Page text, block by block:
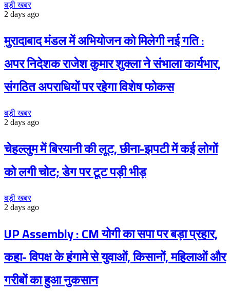
बड़ी खबर
2 days ago
मुरादाबाद मंडल में अभियोजन को मिलेगी नई गति :
अपर निदेशक राजेश कुमार शुक्ला ने संभाला कार्यभार,
संगठित अपराधियों पर रहेगा विशेष फोकस
बड़ी खबर
2 days ago
चेहल्लुम में बिरयानी की लूट, छीना-झपटी में कई लोगों
को लगी चोट; डेग पर टूट पड़ी भीड़
बड़ी खबर
2 days ago
UP Assembly : CM योगी का सपा पर बड़ा प्रहार,
कहा- विपक्ष के हंगामे से युवाओं, किसानों, महिलाओं और
गरीबों का हुआ नुकसान